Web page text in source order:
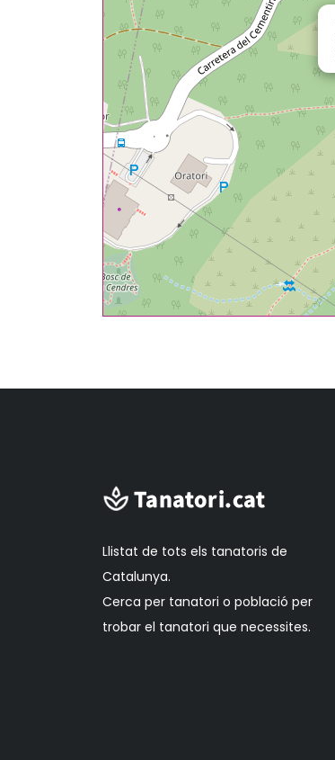
Llistat de tots els tanatoris de
Catalunya.
Cerca per tanatori o població per
trobar el tanatori que necessites.